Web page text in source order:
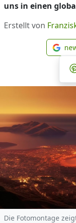
uns in einen
Erstellt von
Die Fotomontage